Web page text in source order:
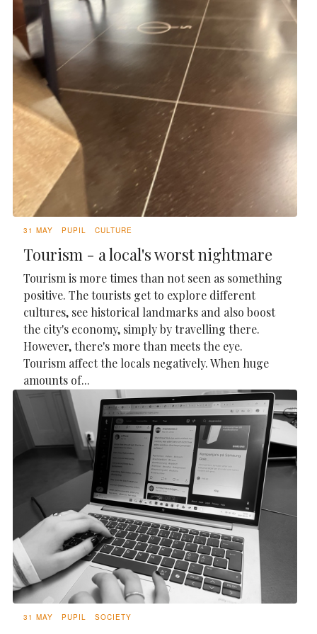
31 MAY PUPIL CULTURE
Tourism - a local's worst nightmare
Tourism is more times than not seen as something
positive. The tourists get to explore different
cultures, see historical landmarks and also boost
the city's economy, simply by travelling there.
However, there's more than meets the eye.
Tourism affect the locals negatively. When huge
amounts of...
31 MAY PUPIL SOCIETY